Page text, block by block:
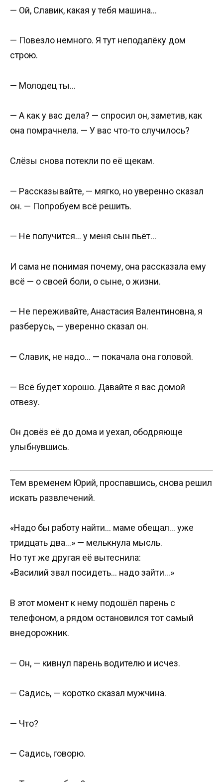
— Ой, Славик, какая у тебя машина…
— Повезло немного. Я тут неподалёку дом
строю.
— Молодец ты…
— А как у вас дела? — спросил он, заметив, как
она помрачнела. — У вас что-то случилось?
Слёзы снова потекли по её щекам.
— Рассказывайте, — мягко, но уверенно сказал
он. — Попробуем всё решить.
— Не получится… у меня сын пьёт…
И сама не понимая почему, она рассказала ему
всё — о своей боли, о сыне, о жизни.
— Не переживайте, Анастасия Валентиновна, я
разберусь, — уверенно сказал он.
— Славик, не надо… — покачала она головой.
— Всё будет хорошо. Давайте я вас домой
отвезу.
Он довёз её до дома и уехал, ободряюще
улыбнувшись.
Тем временем Юрий, проспавшись, снова решил
искать развлечений.
«Надо бы работу найти… маме обещал… уже
тридцать два…» — мелькнула мысль.
Но тут же другая её вытеснила:
«Василий звал посидеть… надо зайти…»
В этот момент к нему подошёл парень с
телефоном, а рядом остановился тот самый
внедорожник.
— Он, — кивнул парень водителю и исчез.
— Садись, — коротко сказал мужчина.
— Что?
— Садись, говорю.